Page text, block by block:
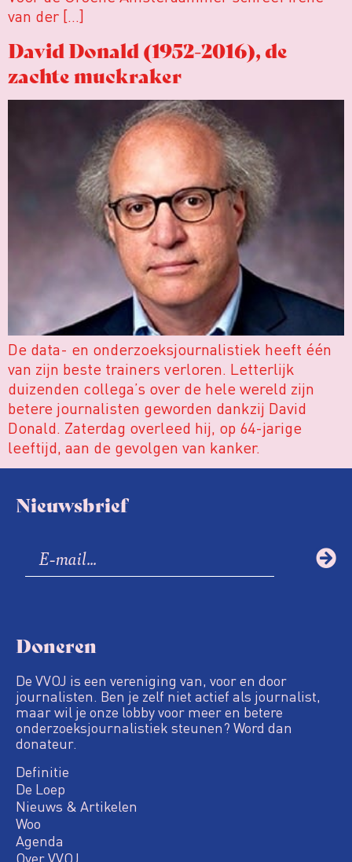
van der […]
David Donald (1952-2016), de
zachte muckraker
De data- en onderzoeksjournalistiek heeft één
van zijn beste trainers verloren. Letterlijk
duizenden collega’s over de hele wereld zijn
betere journalisten geworden dankzij David
Donald. Zaterdag overleed hij, op 64-jarige
leeftijd, aan de gevolgen van kanker.
Nieuwsbrief
Doneren
De VVOJ is een vereniging van, voor en door
journalisten. Ben je zelf niet actief als journalist,
maar wil je onze lobby voor meer en betere
onderzoeksjournalistiek steunen? Word dan
donateur.
Definitie
De Loep
Nieuws & Artikelen
Woo
Agenda
Over VVOJ